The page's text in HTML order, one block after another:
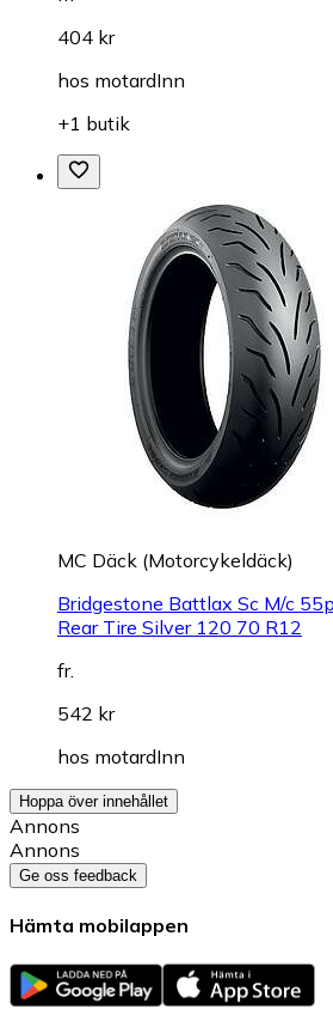
404 kr
hos motardInn
+1 butik
MC Däck (Motorcykeldäck)
Bridgestone Battlax Sc M/c
Rear Tire Silver 120 70 R12
fr.
542 kr
hos motardInn
Hoppa över innehållet
Annons
Annons
Ge oss feedback
Hämta mobilappen